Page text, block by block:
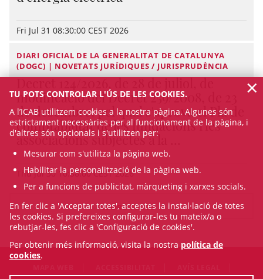
Fri Jul 31 08:30:00 CEST 2026
DIARI OFICIAL DE LA GENERALITAT DE CATALUNYA
(DOGC) | NOVETATS JURÍDIQUES / JURISPRUDÈNCIA
Decret 124/2026, de 28 de juliol, de
modificació del Decret 259/2008, de 23
de desembre, pel qual s'aprova el Pla de
comptabilitat de les fundacions i les
associacions subjectes a la ...
Thu Jul 30 10:38:00 CEST 2026
VEURE TOTES
TU POTS CONTROLAR L'ÚS DE LES COOKIES.
A l’ICAB utilitzem cookies a la nostra pàgina. Algunes són
estrictament necessàries per al funcionament de la pàgina, i
d'altres són opcionals i s'utilitzen per:
Mesurar com s'utilitza la pàgina web.
Habilitar la personalització de la pàgina web.
Per a funcions de publicitat, màrqueting i xarxes socials.
En fer clic a 'Acceptar totes', acceptes la instal·lació de totes
les cookies. Si prefereixes configurar-les tu mateix/a o
rebutjar-les, fes clic a 'Configuració de cookies'.
Per obtenir més informació, visita la nostra política de
cookies.
×